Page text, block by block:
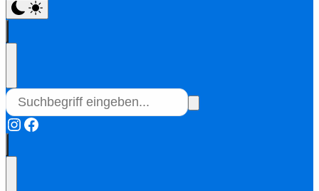
Instagram
Facebook